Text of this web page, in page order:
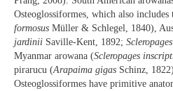
Osteoglossiformes, which also includes
formosus Müller & Schlegel, 1840),
jardinii Saville-Kent, 1892;
Myanmar arowana (Scleropages
pirarucu (Arapaima gigas Schinz,
Osteoglossiformes have primitive